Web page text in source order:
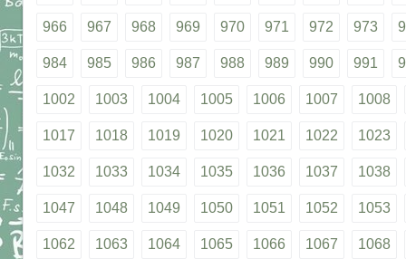
966 967 968 969 970 971 972 973
984 985 986 987 988 989 990 991
1002 1003 1004 1005 1006 1007 1008
1017 1018 1019 1020 1021 1022 1023
1032 1033 1034 1035 1036 1037 1038
1047 1048 1049 1050 1051 1052 1053
1062 1063 1064 1065 1066 1067 1068